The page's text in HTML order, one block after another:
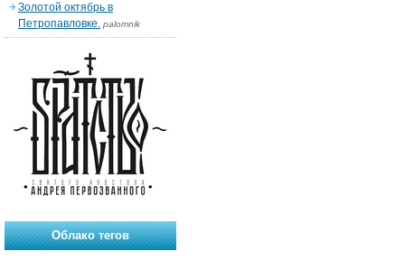
Золотой октябрь в
Петропавловке. palomnik
Облако тегов